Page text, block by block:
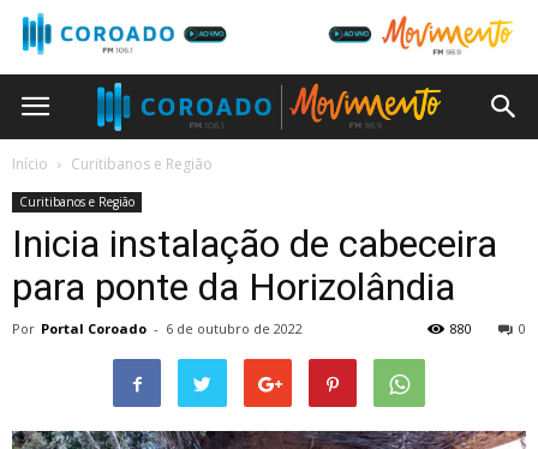
Início Curitibanos e Região
Curitibanos e Região
Inicia instalação de cabeceira
para ponte da Horizolândia
Por Portal Coroado - 6 de outubro de 2022 0
880